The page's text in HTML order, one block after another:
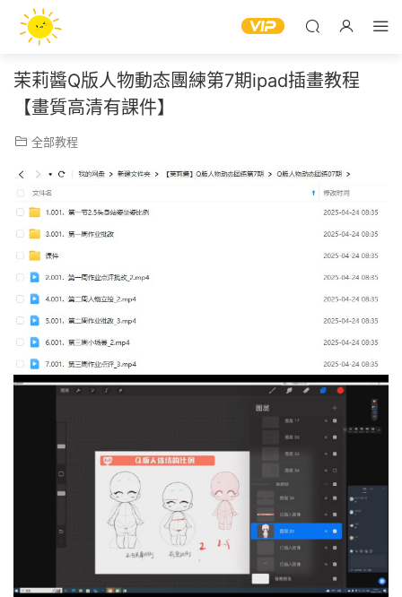
茉莉醬Q版人物動态團練第7期ipad插畫教程
【畫質高清有課件】
全部教程